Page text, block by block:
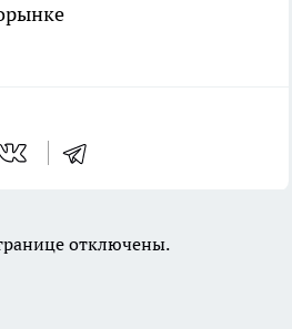
отключены.